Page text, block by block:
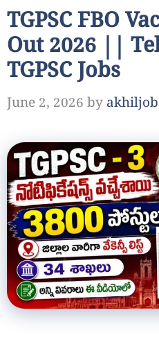
TGPSC FBO
Out 2026 ||
TGPSC Jobs
June 2, 2026 by